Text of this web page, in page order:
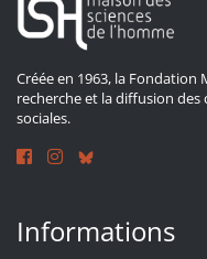
Créée en 1963, la
recherche et la diffusion des
sociales.
Informations